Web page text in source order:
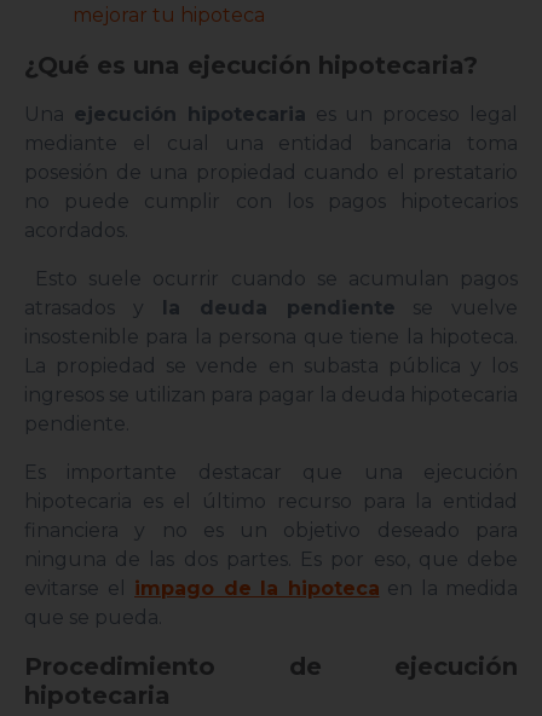
mejorar tu hipoteca
¿Qué es una ejecución hipotecaria?
Una ejecución hipotecaria es un proceso legal
mediante el cual una entidad bancaria toma
posesión de una propiedad cuando el prestatario
no puede cumplir con los pagos hipotecarios
acordados.
Esto suele ocurrir cuando se acumulan pagos
atrasados y la deuda pendiente se vuelve
insostenible para la persona que tiene la hipoteca.
La propiedad se vende en subasta pública y los
ingresos se utilizan para pagar la deuda hipotecaria
pendiente.
Es importante destacar que una ejecución
hipotecaria es el último recurso para la entidad
financiera y no es un objetivo deseado para
ninguna de las dos partes. Es por eso, que debe
evitarse el
impago de la hipoteca en la medida
que se pueda.
Procedimiento de ejecución
hipotecaria